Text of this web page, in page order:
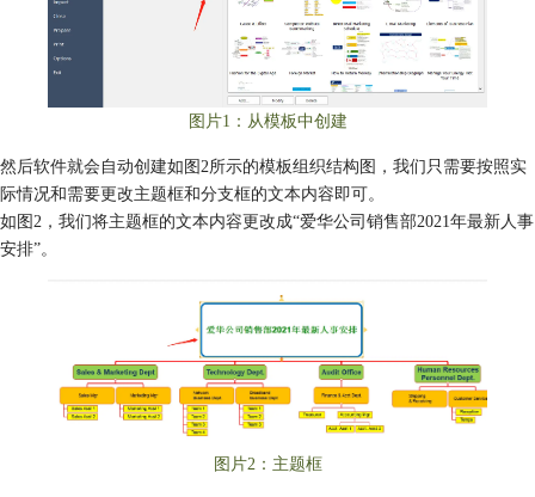
图片1：从模板中创建
然后软件就会自动创建如图2所示的模板组织结构图，我们只需要按照实
际情况和需要更改主题框和分支框的文本内容即可。
如图2，我们将主题框的文本内容更改成“爱华公司销售部2021年最新人事
安排”。
图片2：主题框